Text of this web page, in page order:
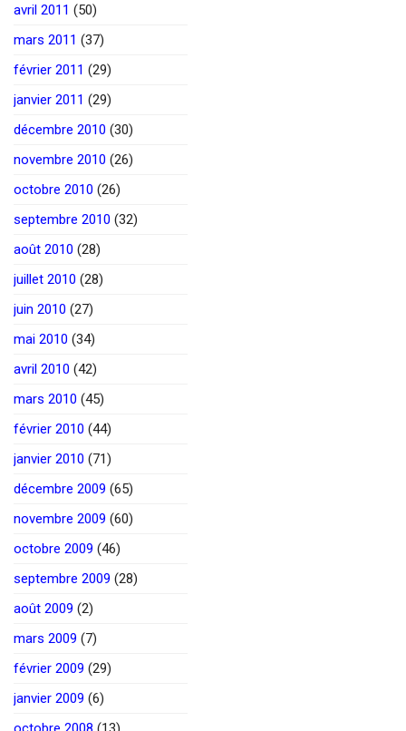
avril 2011 (50)
mars 2011 (37)
février 2011 (29)
janvier 2011 (29)
décembre 2010 (30)
novembre 2010 (26)
octobre 2010 (26)
septembre 2010 (32)
août 2010 (28)
juillet 2010 (28)
juin 2010 (27)
mai 2010 (34)
avril 2010 (42)
mars 2010 (45)
février 2010 (44)
janvier 2010 (71)
décembre 2009 (65)
novembre 2009 (60)
octobre 2009 (46)
septembre 2009 (28)
août 2009 (2)
mars 2009 (7)
février 2009 (29)
janvier 2009 (6)